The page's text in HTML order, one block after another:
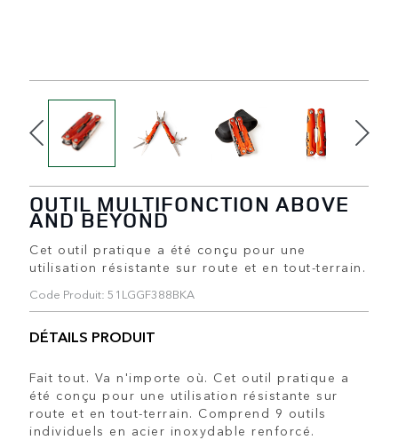
OUTIL MULTIFONCTION ABOVE
AND BEYOND
Cet outil pratique a été conçu pour une
utilisation résistante sur route et en tout-terrain.
Code Produit: 51LGGF388BKA
DÉTAILS PRODUIT
Fait tout. Va n'importe où. Cet outil pratique a
été conçu pour une utilisation résistante sur
route et en tout-terrain. Comprend 9 outils
individuels en acier inoxydable renforcé.